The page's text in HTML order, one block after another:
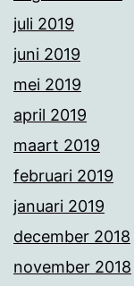
juli 2019
juni 2019
mei 2019
april 2019
maart 2019
februari 2019
januari 2019
december 2018
november 2018